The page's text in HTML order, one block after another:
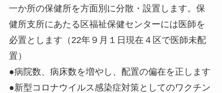
一か所の保健所を方面別に分散・設置します。保
健所支所にあたる区福祉保健センターには医師を
必置とします（22年９月１日現在４区で医師未配
置）
●病院数、病床数を増やし、配置の偏在を正します
●新型コロナウイルス感染症対策としてのワクチン